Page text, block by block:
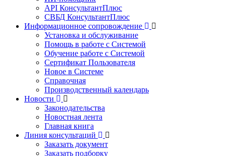
API КонсультантПлюс
СВБД КонсультантПлюс
Информационное сопровождение
Установка и обслуживание
Помощь в работе с Системой
Обучение работе с Системой
Сертификат Пользователя
Новое в Системе
Справочная
Производственный календарь
Новости
Законодательства
Новостная лента
Главная книга
Линия консультаций
Заказать документ
Заказать подборку